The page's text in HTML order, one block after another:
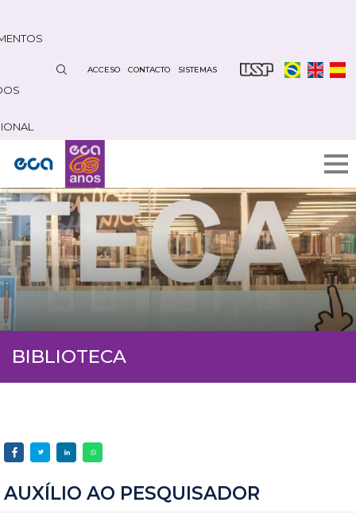
contenido
ACCESO CONTACTO SISTEMAS
BIBLIOTECA
AUXÍLIO AO PESQUISADOR